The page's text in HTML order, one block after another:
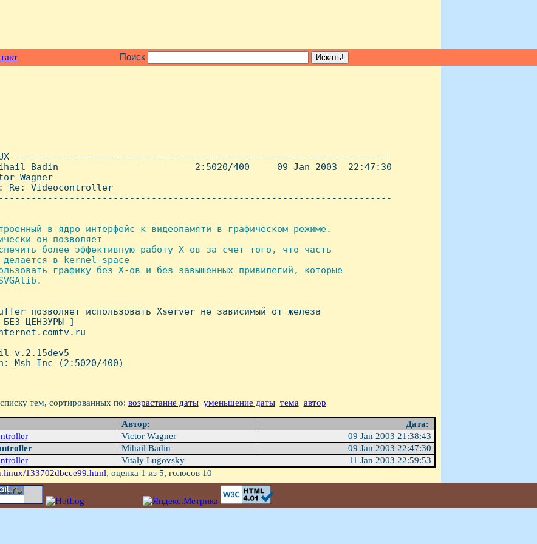
Поиск
---------------------------------------------------------------------
Badin                         2:5020/400     09 Jan 2003  22:47:30
Wagner
Re: Videocontroller
в ядро интерфейс к видеопамяти в графическом режиме.
он позволяет
более эффективную работу X-ов за счет того, что часть
делается в kernel-space
графику без X-ов и без завышенных привилегий, которые
позволяет использовать Xserver не зависимый от железа
ЦЕHЗУРЫ ]
v.2.15dev5
Msh Inc (2:5020/400)
тем, сортированных по: возрастание даты уменьшение даты тема автор
Автор:
Дата:
Victor Wagner
09 Jan 2003 21:38:43
Mihail Badin
09 Jan 2003 22:47:30
Vitaly Lugovsky
11 Jan 2003 22:59:53
133702dbcce99.html, оценка 1 из 5, голосов 10